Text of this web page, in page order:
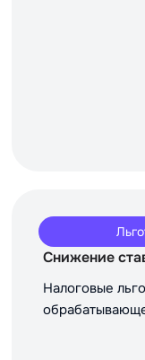
Снижение
Налоговые